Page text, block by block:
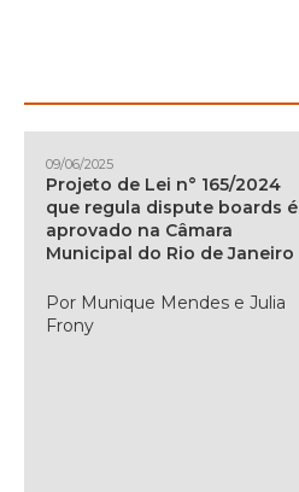
09/06/2025
Projeto de Lei n° 165/2024
que regula dispute boards é
aprovado na Câmara
Municipal do Rio de Janeiro
Por Munique Mendes e Julia
Frony